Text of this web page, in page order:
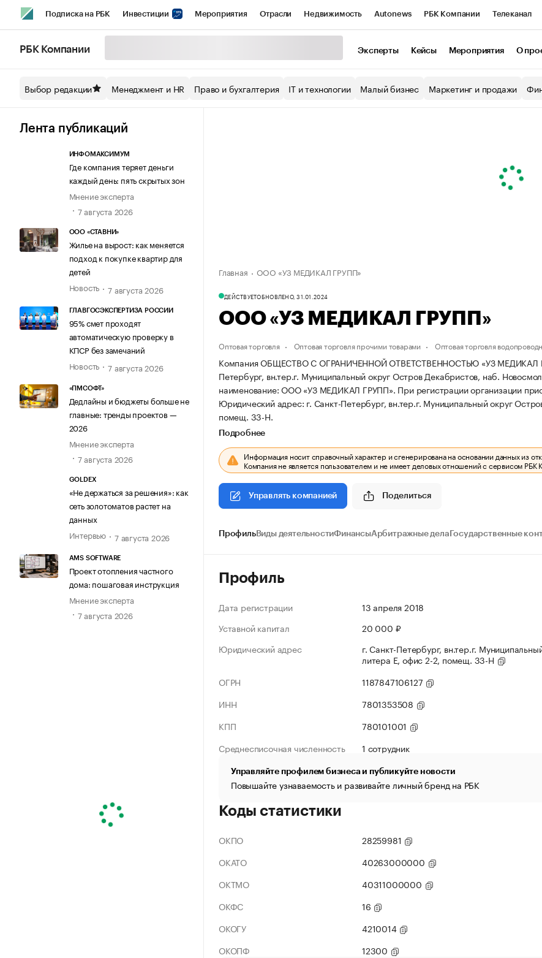
Подписка на РБК Инвестиции Мероприятия Отрасли Недвижимость Autonews РБК Компании Телеканал
Спецпроекты СПб Конференции СПб Спецпроекты Экономика Бизнес
Технологии и медиа
РБК Компании Эксперты Кейсы Мероприятия О
Выбор редакции Менеджмент и HR Право и бухгалтерия IT и технологии Малый бизнес Маркетинг и продажи
Лента публикаций
ИНФОМАКСИМУМ
Где компания теряет деньги
каждый день: пять скрытых зон
Мнение эксперта
7 августа 2026
ООО «СТАВНИ»
Жилье на вырост: как меняется
подход к покупке квартир для
детей
Новость
7 августа 2026
ГЛАВГОСЭКСПЕРТИЗА РОССИИ
95% смет проходят
автоматическую проверку в
КПСР без замечаний
Новость
7 августа 2026
«ПМСОФТ»
Дедлайны и бюджеты больше не
главные: тренды проектов —
2026
Мнение эксперта
7 августа 2026
GOLDEX
«Не держаться за решения»: как
сеть золотоматов растет на
данных
Интервью
7 августа 2026
AMS SOFTWARE
Проект отопления частного
дома: пошаговая инструкция
Мнение эксперта
7 августа 2026
Главная ООО «УЗ МЕДИКАЛ ГРУПП»
ДЕЙСТВУЕТОБНОВЛЕНО, 31.01.2024
ООО «УЗ МЕДИКАЛ ГРУПП»
Оптовая торговля Оптовая торговля прочими товарами Оптовая торговля
Компания ОБЩЕСТВО С ОГРАНИЧЕННОЙ ОТВЕТСТВЕННОСТЬЮ «УЗ МЕДИКАЛ
Петербург, вн.тер.г. Муниципальный округ Остров Декабристов, наб.
наименование: ООО «УЗ МЕДИКАЛ ГРУПП». При регистрации организации
Юридический адрес: г. Санкт-Петербург, вн.тер.г. Муниципальный округ
помещ. 33-Н.
Подробнее
Информация носит справочный характер и сгенерирована на основании данных из
Компания не является пользователем и не имеет деловых отношений с сервисом РБК
Управлять компанией Поделиться
ПрофильВиды деятельностиФинансыАрбитражные дела Государственные
Профиль
Дата регистрации
13 апреля 2018
Уставной капитал
20 000 ₽
Юридический адрес
г. Санкт-Петербург, вн.тер.г.
литера Е, офис 2-2, помещ. 33-Н
ОГРН
1187847106127
ИНН
7801353508
КПП
780101001
Среднесписочная численность
1 сотрудник
Управляйте профилем бизнеса и публикуйте новости
Повышайте узнаваемость и развивайте личный бренд на РБК
Коды статистики
ОКПО
28259981
ОКАТО
40263000000
ОКТМО
40311000000
ОКФС
16
ОКОГУ
4210014
ОКОПФ
12300